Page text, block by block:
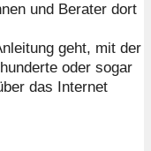
und Berater dort
geht, mit der
oder sogar
das Internet